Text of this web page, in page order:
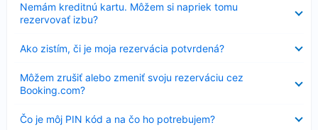
Nemám kreditnú kartu. Môžem si napriek tomu
rezervovať izbu?
sa
Ako zistím, či je moja rezervácia potvrdená?
sa
Môžem zrušiť alebo zmeniť svoju rezerváciu cez
Booking.com?
sa
Čo je môj PIN kód a na čo ho potrebujem?
Nezobrazuje
sa